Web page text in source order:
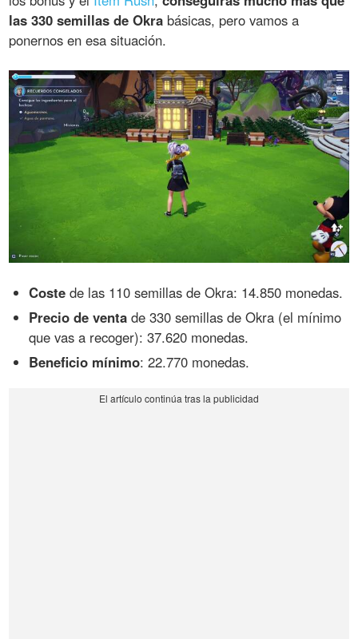
las 330 semillas de Okra básicas, pero vamos a
ponernos en esa situación.
Coste de las 110 semillas de Okra: 14.850 monedas.
Precio de venta de 330 semillas de Okra (el mínimo
que vas a recoger): 37.620 monedas.
Beneficio mínimo: 22.770 monedas.